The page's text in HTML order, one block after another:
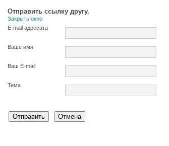
Отправить ссылку другу.
Закрыть окно
E-mail адресата
Ваше имя
Ваш E-mail
Тема
Отправить Отмена